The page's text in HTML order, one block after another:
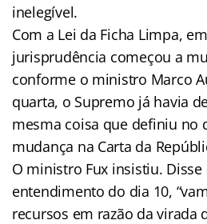
inelegível.
Com a Lei da Ficha Limpa,
jurisprudência começou a
conforme o ministro Marco
quarta, o Supremo já havia
mesma coisa que definiu no
mudança na Carta da
O ministro Fux insistiu.
entendimento do dia 10,
recursos em razão da virada